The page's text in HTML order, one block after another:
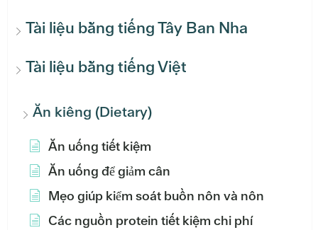
Tài liệu bằng tiếng Tây Ban Nha
Tài liệu bằng tiếng Việt
Ăn kiêng (Dietary)
Ăn uống tiết kiệm
Ăn uống để giảm cân
Mẹo giúp kiểm soát buồn nôn và nôn
Các nguồn protein tiết kiệm chi phí